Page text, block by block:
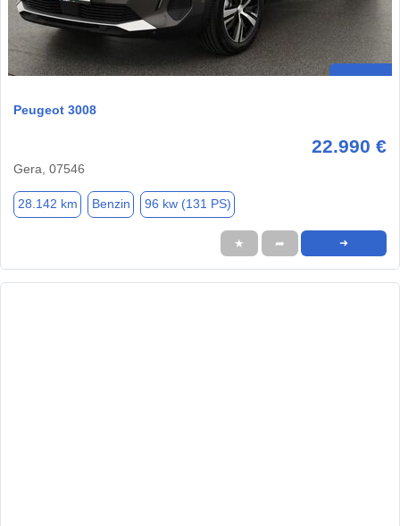
Peugeot 3008
22.990 €
Gera, 07546
28.142 km Benzin 96 kw (131 PS)
★ ➦ ➜